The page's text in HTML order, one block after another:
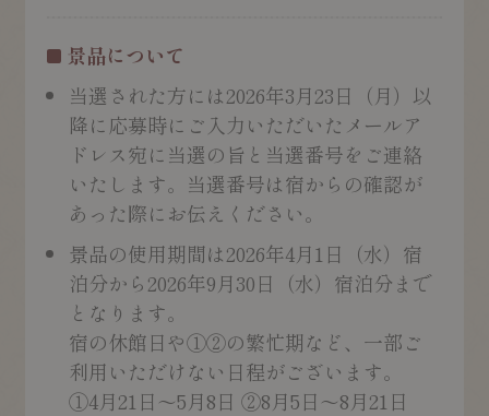
景品について
当選された方には2026年3月23日（月）以
降に応募時にご入力いただいたメールア
ドレス宛に当選の旨と当選番号をご連絡
いたします。当選番号は宿からの確認が
あった際にお伝えください。
景品の使用期間は2026年4月1日（水）宿
泊分から2026年9月30日（水）宿泊分まで
となります。
宿の休館日や①②の繁忙期など、一部ご
利用いただけない日程がございます。
①4月21日～5月8日 ②8月5日～8月21日